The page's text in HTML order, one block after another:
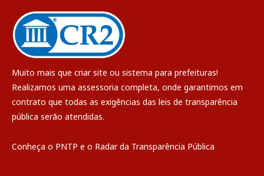
Muito mais que criar site ou sistema para prefeituras!
Realizamos uma assessoria completa, onde garantimos em
contrato que todas as exigências das leis de transparência
pública serão atendidas.
Conheça o PNTP e o Radar da Transparência Pública